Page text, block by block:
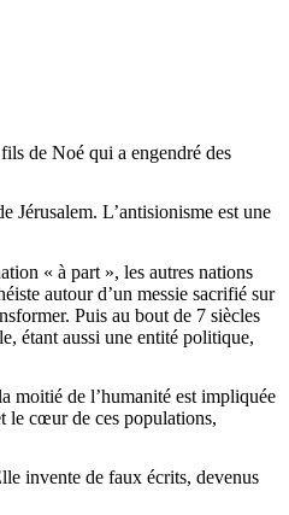
de Noé qui a engendré des
Jérusalem. L’antisionisme est une
« à part », les autres nations
autour d’un messie sacrifié sur
Puis au bout de 7 siècles
étant aussi une entité politique,
moitié de l’humanité est impliquée
le cœur de ces populations,
invente de faux écrits, devenus